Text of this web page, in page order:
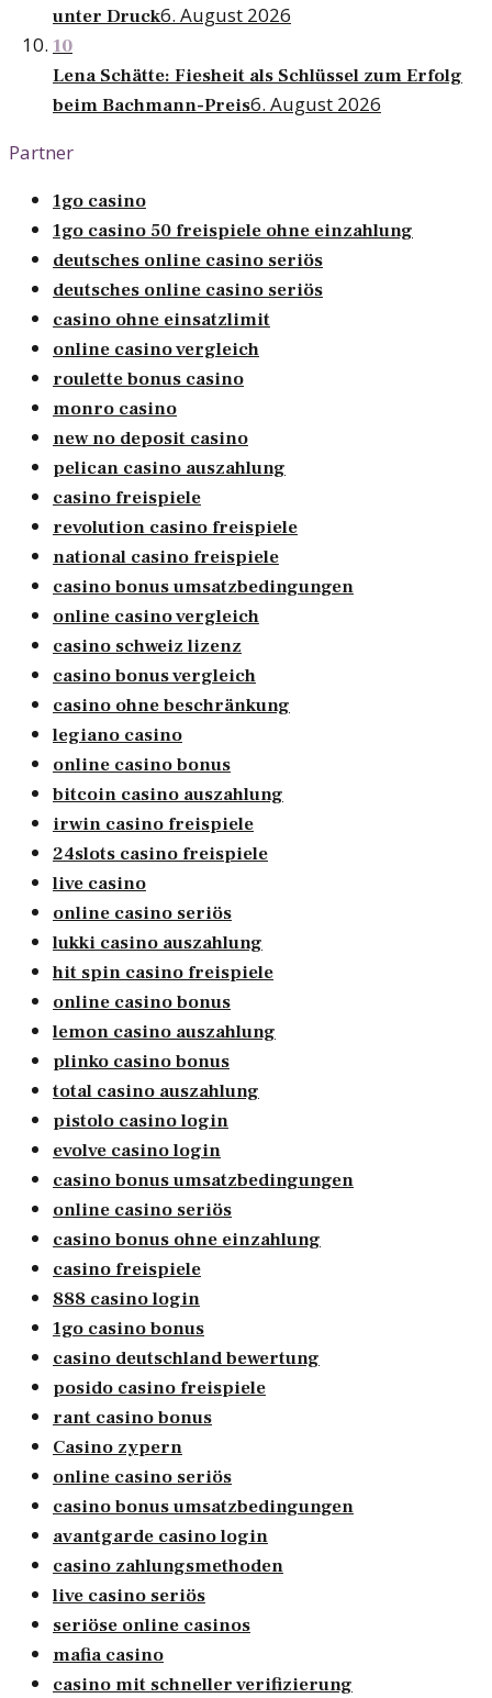
unter Druck6. August 2026
10
Lena Schätte: Fiesheit als Schlüssel zum Erfolg
beim Bachmann-Preis6. August 2026
Partner
1go casino
1go casino 50 freispiele ohne einzahlung
deutsches online casino seriös
deutsches online casino seriös
casino ohne einsatzlimit
online casino vergleich
roulette bonus casino
monro casino
new no deposit casino
pelican casino auszahlung
casino freispiele
revolution casino freispiele
national casino freispiele
casino bonus umsatzbedingungen
online casino vergleich
casino schweiz lizenz
casino bonus vergleich
casino ohne beschränkung
legiano casino
online casino bonus
bitcoin casino auszahlung
irwin casino freispiele
24slots casino freispiele
live casino
online casino seriös
lukki casino auszahlung
hit spin casino freispiele
online casino bonus
lemon casino auszahlung
plinko casino bonus
total casino auszahlung
pistolo casino login
evolve casino login
casino bonus umsatzbedingungen
online casino seriös
casino bonus ohne einzahlung
casino freispiele
888 casino login
1go casino bonus
casino deutschland bewertung
posido casino freispiele
rant casino bonus
Casino zypern
online casino seriös
casino bonus umsatzbedingungen
avantgarde casino login
casino zahlungsmethoden
live casino seriös
seriöse online casinos
mafia casino
casino mit schneller verifizierung